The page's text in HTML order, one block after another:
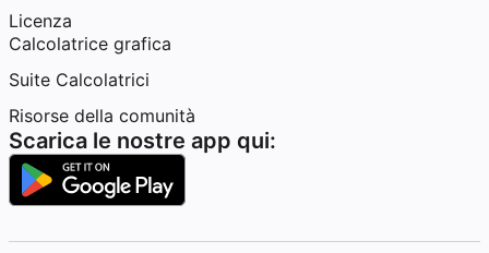
Licenza
Calcolatrice grafica
Suite Calcolatrici
Risorse della comunità
Scarica le nostre app qui: